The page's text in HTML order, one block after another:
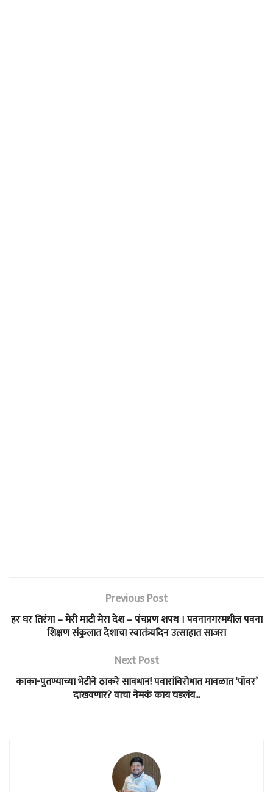
Previous Post
हर घर तिरंगा – मेरी माटी मेरा देश – पंचप्रण शपथ । पवनानगरमधील पवना
शिक्षण संकुलात देशाचा स्वातंत्र्यदिन उत्साहात साजरा
Next Post
काका-पुतण्याच्या भेटीने ठाकरे सावधान! पवारांविरोधात मावळात ‘पॉवर’
दाखवणार? वाचा नेमकं काय घडलंय…